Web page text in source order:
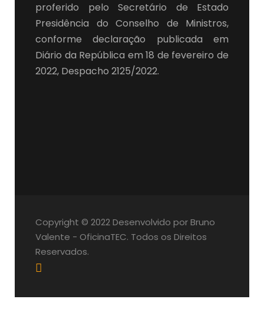
proferido pelo Secretário de Estado
Presidência do Conselho de Ministros,
conforme declaração publicada em
Diário da República em 18 de fevereiro de
2022, Despacho 2125/2022.
Copyright © 2022 Desenvolvido por Bruno
Valente - OficinaTEC. Todos os Direitos
Reservados.